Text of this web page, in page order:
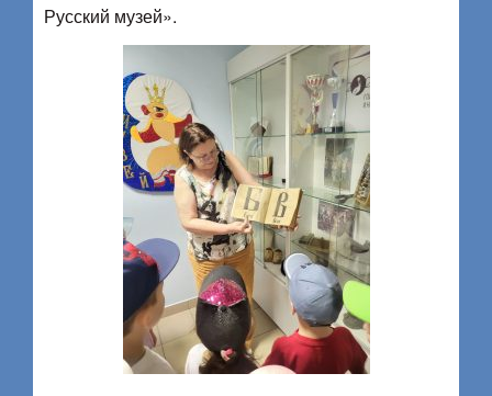
Русский музей».